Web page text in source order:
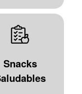
Snacks